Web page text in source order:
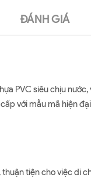
ĐÁNH GIÁ
PVC siêu chịu
với mẫu mã hiện
tiện cho việc di